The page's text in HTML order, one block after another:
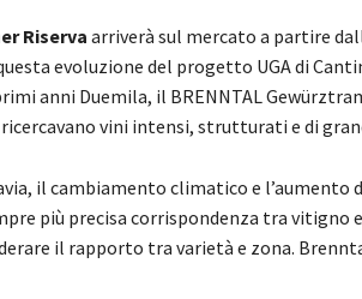
Riserva arriverà sul mercato a partire
evoluzione del progetto UGA di
anni Duemila, il BRENNTAL
vini intensi, strutturati e di
il cambiamento climatico e l’aumento
più precisa corrispondenza tra vitigno
il rapporto tra varietà e zona.